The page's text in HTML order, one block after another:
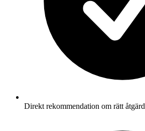
Direkt rekommendation om rätt åtgärd